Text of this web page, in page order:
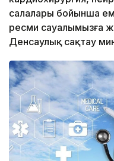
салалары бойынша
ресми сауалымызға
Денсаулық сақтау